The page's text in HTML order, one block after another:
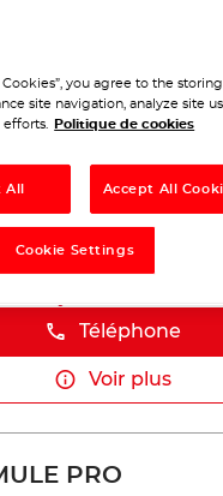
08:30 - 12:30
Téléphone
Voir plus
DU STADE
DU LYCEE
Téléphone
Voir plus
PRO
you agree to the
site navigation, analyze site
Politique de cookies
All Accept All
Cookie Settings